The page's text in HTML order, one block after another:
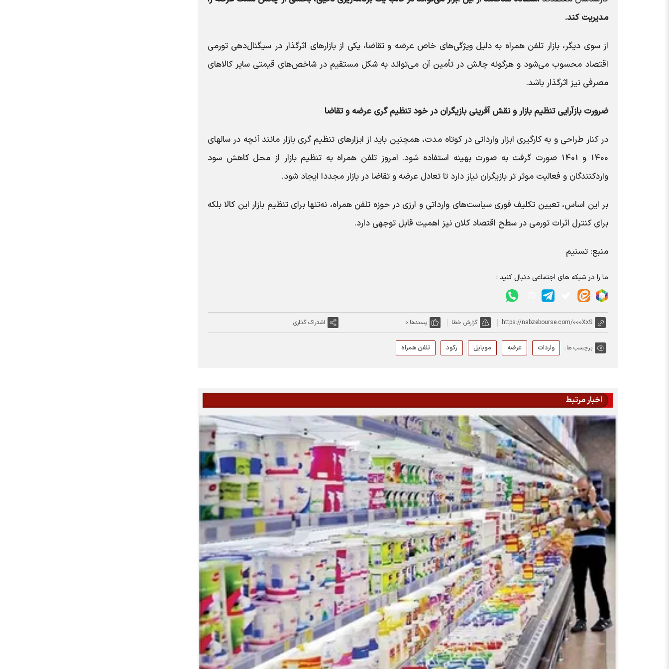
مدیریت کند.
از سوی دیگر، بازار تلفن همراه به دلیل ویژگی‌های خاص عرضه و تقاضا، یکی از بازارهای اثرگذار در سیگنال‌دهی تورمی
اقتصاد محسوب می‌شود و هرگونه چالش در تأمین آن می‌تواند به شکل مستقیم در شاخص‌های قیمتی سایر کالاهای
مصرفی نیز اثرگذار باشد.
ضرورت بازآرایی تنظیم بازار و نقش آفرینی بازیگران در خود تنظیم گری عرضه و تقاضا
در کنار طراحی و به کارگیری ابزار وارداتی در کوتاه مدت، همچنین باید از ابزارهای تنظیم گری بازار مانند آنچه در سالهای
1400 و 1401 صورت گرفت به صورت بهینه استفاده شود. امروز تلفن همراه به تنظیم بازار از محل کاهش سود
واردکنندگان و فعالیت موثر تر بازیگران نیاز دارد تا تعادل عرضه و تقاضا در بازار مجددا ایجاد شود.
بر این اساس، تعیین تکلیف فوری سیاست‌های وارداتی و ارزی در حوزه تلفن همراه، نه‌تنها برای تنظیم بازار این کالا بلکه
برای کنترل اثرات تورمی در سطح اقتصاد کلان نیز اهمیت قابل توجهی دارد.
منبع: تسنیم
ما را در شبکه های اجتماعی دنبال کنید :
https://nabzebourse.com/000XxS گزارش خطا پسندها:0 اشتراک گذاری
برچسب ها: واردات عرضه موبایل رکود تلفن همراه
اخبار مرتبط